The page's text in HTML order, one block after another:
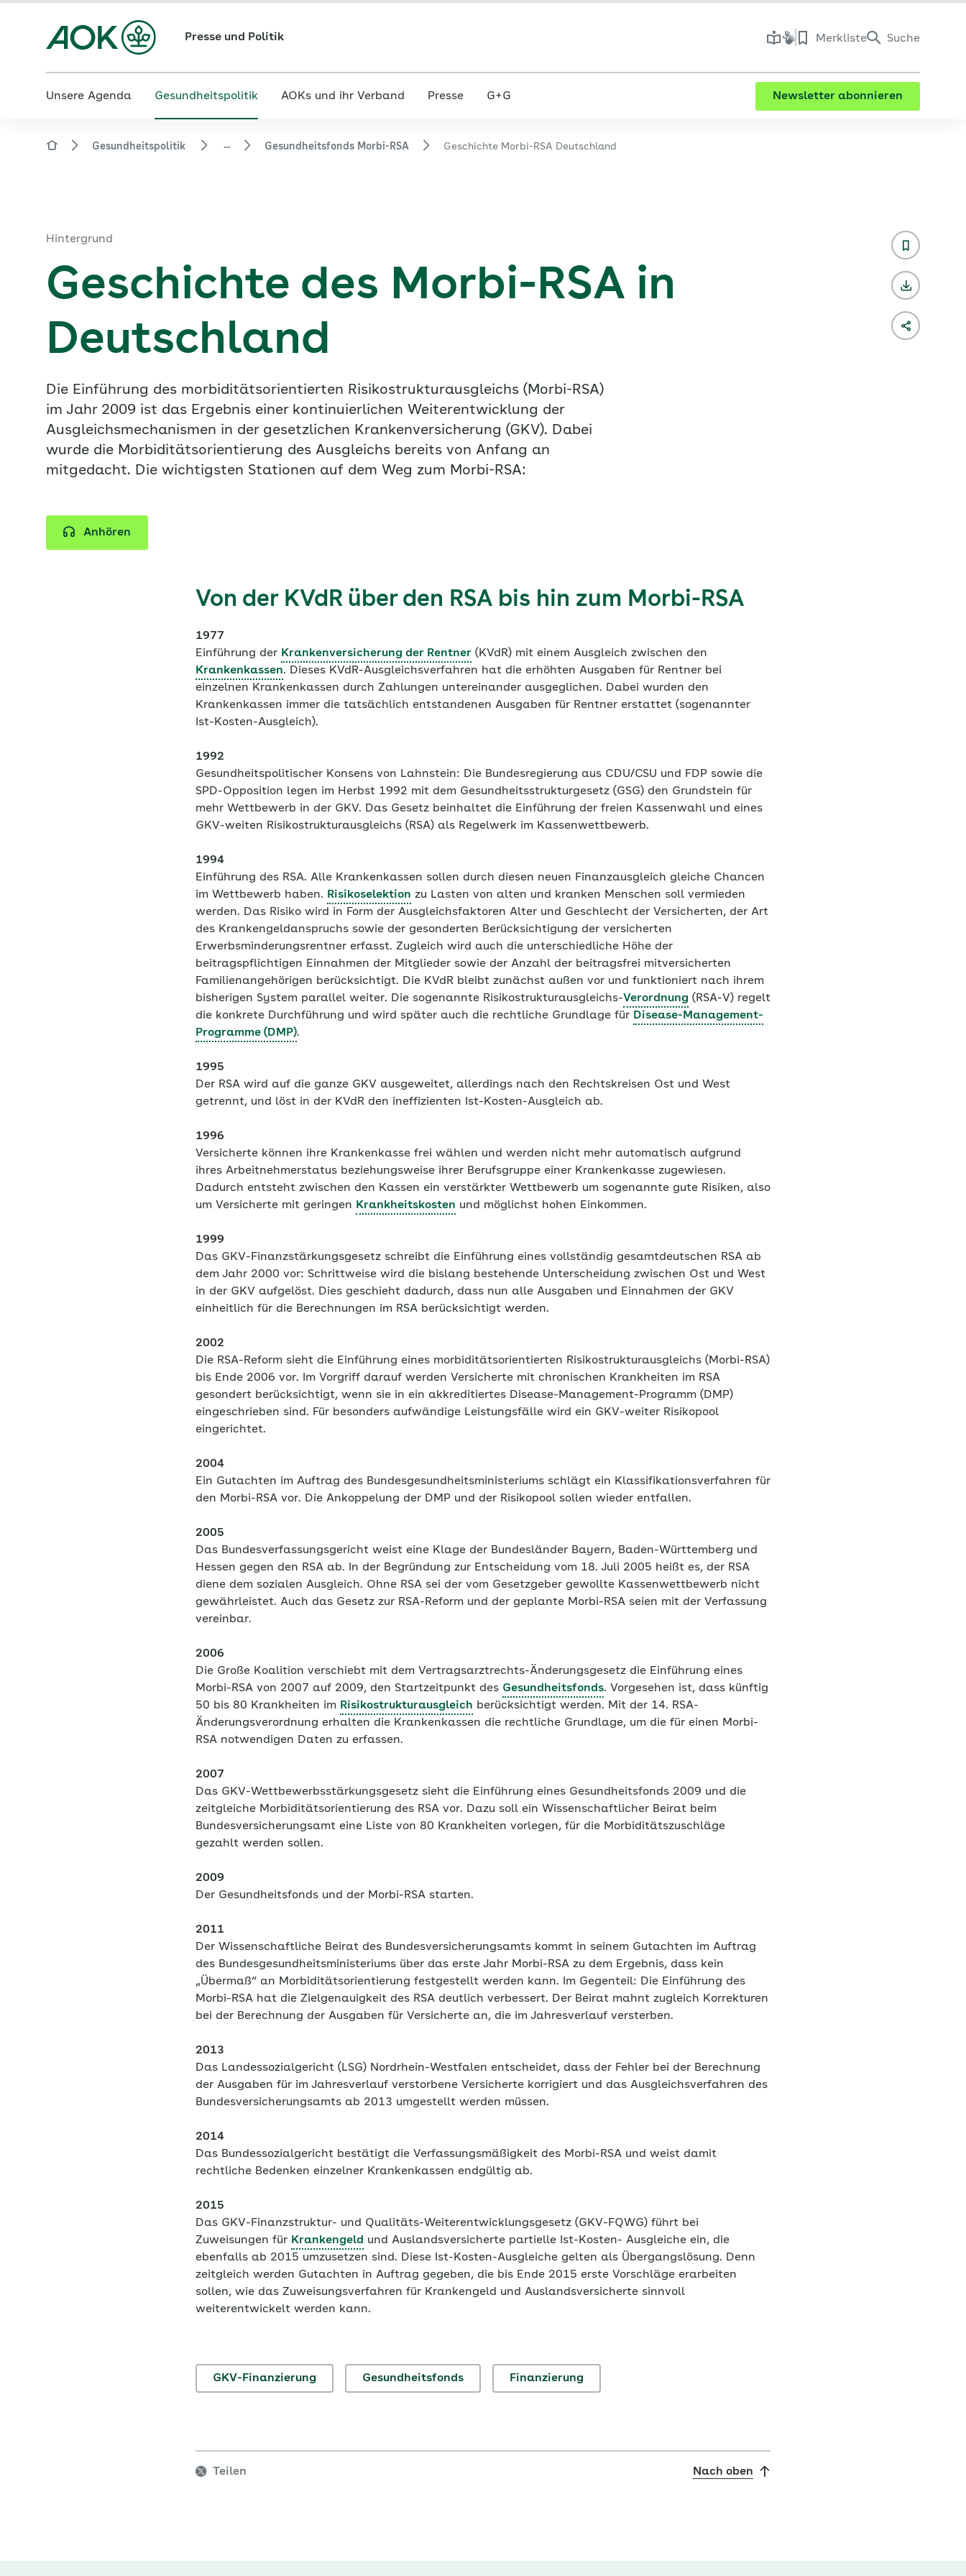
Presse und Politik Merkliste Suche
Unsere Agenda Gesundheitspolitik AOKs und ihr Verband Presse G+G Newsletter abonnieren
Gesundheitspolitik ... Gesundheitsfonds Morbi-RSA Geschichte Morbi-RSA Deutschland
Hintergrund
Geschichte des Morbi-RSA in
Deutschland
Die Einführung des morbiditätsorientierten Risikostrukturausgleichs (Morbi-RSA)
im Jahr 2009 ist das Ergebnis einer kontinuierlichen Weiterentwicklung der
Ausgleichsmechanismen in der gesetzlichen Krankenversicherung (GKV). Dabei
wurde die Morbiditätsorientierung des Ausgleichs bereits von Anfang an
mitgedacht. Die wichtigsten Stationen auf dem Weg zum Morbi-RSA:
Anhören
Von der KVdR über den RSA bis hin zum Morbi-RSA
1977
Einführung der Krankenversicherung der Rentner (KVdR) mit einem Ausgleich zwischen den
Krankenkassen. Dieses KVdR-Ausgleichsverfahren hat die erhöhten Ausgaben für Rentner bei
einzelnen Krankenkassen durch Zahlungen untereinander ausgeglichen. Dabei wurden den
Krankenkassen immer die tatsächlich entstandenen Ausgaben für Rentner erstattet (sogenannter
Ist-Kosten-Ausgleich).
1992
Gesundheitspolitischer Konsens von Lahnstein: Die Bundesregierung aus CDU/CSU und FDP sowie die
SPD-Opposition legen im Herbst 1992 mit dem Gesundheitsstrukturgesetz (GSG) den Grundstein für
mehr Wettbewerb in der GKV. Das Gesetz beinhaltet die Einführung der freien Kassenwahl und eines
GKV-weiten Risikostrukturausgleichs (RSA) als Regelwerk im Kassenwettbewerb.
1994
Einführung des RSA. Alle Krankenkassen sollen durch diesen neuen Finanzausgleich gleiche Chancen
im Wettbewerb haben. Risikoselektion zu Lasten von alten und kranken Menschen soll vermieden
werden. Das Risiko wird in Form der Ausgleichsfaktoren Alter und Geschlecht der Versicherten, der Art
des Krankengeldanspruchs sowie der gesonderten Berücksichtigung der versicherten
Erwerbsminderungsrentner erfasst. Zugleich wird auch die unterschiedliche Höhe der
beitragspflichtigen Einnahmen der Mitglieder sowie der Anzahl der beitragsfrei mitversicherten
Familienangehörigen berücksichtigt. Die KVdR bleibt zunächst außen vor und funktioniert nach ihrem
bisherigen System parallel weiter. Die sogenannte Risikostrukturausgleichs-Verordnung (RSA-V) regelt
die konkrete Durchführung und wird später auch die rechtliche Grundlage für Disease-Management-
Programme (DMP).
1995
Der RSA wird auf die ganze GKV ausgeweitet, allerdings nach den Rechtskreisen Ost und West
getrennt, und löst in der KVdR den ineffizienten Ist-Kosten-Ausgleich ab.
1996
Versicherte können ihre Krankenkasse frei wählen und werden nicht mehr automatisch aufgrund
ihres Arbeitnehmerstatus beziehungsweise ihrer Berufsgruppe einer Krankenkasse zugewiesen.
Dadurch entsteht zwischen den Kassen ein verstärkter Wettbewerb um sogenannte gute Risiken, also
um Versicherte mit geringen Krankheitskosten und möglichst hohen Einkommen.
1999
Das GKV-Finanzstärkungsgesetz schreibt die Einführung eines vollständig gesamtdeutschen RSA ab
dem Jahr 2000 vor: Schrittweise wird die bislang bestehende Unterscheidung zwischen Ost und West
in der GKV aufgelöst. Dies geschieht dadurch, dass nun alle Ausgaben und Einnahmen der GKV
einheitlich für die Berechnungen im RSA berücksichtigt werden.
2002
Die RSA-Reform sieht die Einführung eines morbiditätsorientierten Risikostrukturausgleichs (Morbi-RSA)
bis Ende 2006 vor. Im Vorgriff darauf werden Versicherte mit chronischen Krankheiten im RSA
gesondert berücksichtigt, wenn sie in ein akkreditiertes Disease-Management-Programm (DMP)
eingeschrieben sind. Für besonders aufwändige Leistungsfälle wird ein GKV-weiter Risikopool
eingerichtet.
2004
Ein Gutachten im Auftrag des Bundesgesundheitsministeriums schlägt ein Klassifikationsverfahren für
den Morbi-RSA vor. Die Ankoppelung der DMP und der Risikopool sollen wieder entfallen.
2005
Das Bundesverfassungsgericht weist eine Klage der Bundesländer Bayern, Baden-Württemberg und
Hessen gegen den RSA ab. In der Begründung zur Entscheidung vom 18. Juli 2005 heißt es, der RSA
diene dem sozialen Ausgleich. Ohne RSA sei der vom Gesetzgeber gewollte Kassenwettbewerb nicht
gewährleistet. Auch das Gesetz zur RSA-Reform und der geplante Morbi-RSA seien mit der Verfassung
vereinbar.
2006
Die Große Koalition verschiebt mit dem Vertragsarztrechts-Änderungsgesetz die Einführung eines
Morbi-RSA von 2007 auf 2009, den Startzeitpunkt des Gesundheitsfonds. Vorgesehen ist, dass künftig
50 bis 80 Krankheiten im Risikostrukturausgleich berücksichtigt werden. Mit der 14. RSA-
Änderungsverordnung erhalten die Krankenkassen die rechtliche Grundlage, um die für einen Morbi-
RSA notwendigen Daten zu erfassen.
2007
Das GKV-Wettbewerbsstärkungsgesetz sieht die Einführung eines Gesundheitsfonds 2009 und die
zeitgleiche Morbiditätsorientierung des RSA vor. Dazu soll ein Wissenschaftlicher Beirat beim
Bundesversicherungsamt eine Liste von 80 Krankheiten vorlegen, für die Morbiditätszuschläge
gezahlt werden sollen.
2009
Der Gesundheitsfonds und der Morbi-RSA starten.
2011
Der Wissenschaftliche Beirat des Bundesversicherungsamts kommt in seinem Gutachten im Auftrag
des Bundesgesundheitsministeriums über das erste Jahr Morbi-RSA zu dem Ergebnis, dass kein
„Übermaß“ an Morbiditätsorientierung festgestellt werden kann. Im Gegenteil: Die Einführung des
Morbi-RSA hat die Zielgenauigkeit des RSA deutlich verbessert. Der Beirat mahnt zugleich Korrekturen
bei der Berechnung der Ausgaben für Versicherte an, die im Jahresverlauf versterben.
2013
Das Landessozialgericht (LSG) Nordrhein-Westfalen entscheidet, dass der Fehler bei der Berechnung
der Ausgaben für im Jahresverlauf verstorbene Versicherte korrigiert und das Ausgleichsverfahren des
Bundesversicherungsamts ab 2013 umgestellt werden müssen.
2014
Das Bundessozialgericht bestätigt die Verfassungsmäßigkeit des Morbi-RSA und weist damit
rechtliche Bedenken einzelner Krankenkassen endgültig ab.
2015
Das GKV-Finanzstruktur- und Qualitäts-Weiterentwicklungsgesetz (GKV-FQWG) führt bei
Zuweisungen für Krankengeld und Auslandsversicherte partielle Ist-Kosten- Ausgleiche ein, die
ebenfalls ab 2015 umzusetzen sind. Diese Ist-Kosten-Ausgleiche gelten als Übergangslösung. Denn
zeitgleich werden Gutachten in Auftrag gegeben, die bis Ende 2015 erste Vorschläge erarbeiten
sollen, wie das Zuweisungsverfahren für Krankengeld und Auslandsversicherte sinnvoll
weiterentwickelt werden kann.
GKV-Finanzierung Gesundheitsfonds Finanzierung
Teilen Nach oben